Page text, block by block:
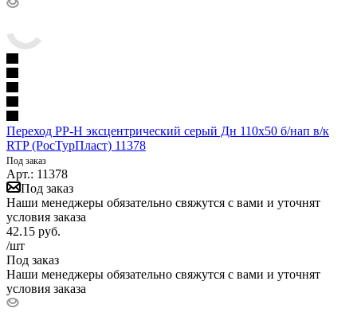
Переход PP-H эксцентрический серый Дн 110х50 б/нап в/к
RTP (РосТурПласт) 11378
Под заказ
Арт.: 11378
Под заказ
Наши менеджеры обязательно свяжутся с вами и уточнят
условия заказа
42.15 руб.
/шт
Под заказ
Наши менеджеры обязательно свяжутся с вами и уточнят
условия заказа